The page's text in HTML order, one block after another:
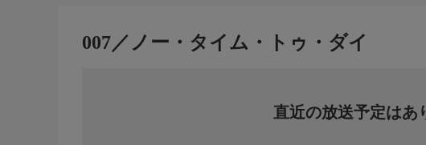
007／ノー・タイム・トゥ・ダイ
直近の放送予定はあ